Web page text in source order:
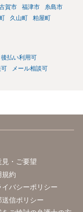
賀市 福津市
糸島市
久山町 粕屋町
後払い利用可
メール相談可
見・ご要望
規約
イバシーポリシー
送信ポリシー